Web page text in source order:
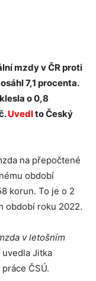
mzdy v ČR proti
7,1 procenta.
o 0,8
Uvedlto Český
na přepočtené
období
korun. To je o 2
období roku 2022.
v letošním
uvedla Jitka
ČSÚ.